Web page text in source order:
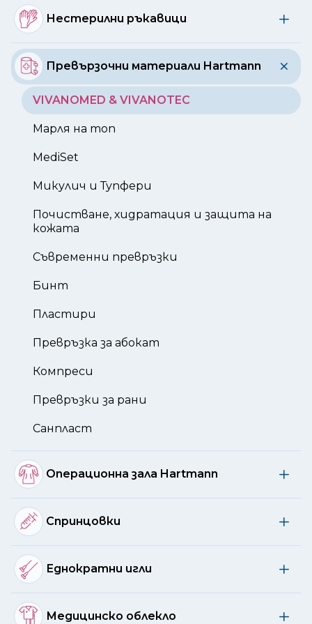
Нестерилни ръкавици
Превързочни материали Hartmann
VIVANOMED & VIVANOTEC
Марля на топ
MediSet
Микулич и Тупфери
Почистване, хидратация и защита на
кожата
Съвременни превръзки
Бинт
Пластири
Превръзка за абокат
Компреси
Превръзки за рани
Санпласт
Операционна зала Hartmann
Спринцовки
Еднократни игли
Медицинско облекло